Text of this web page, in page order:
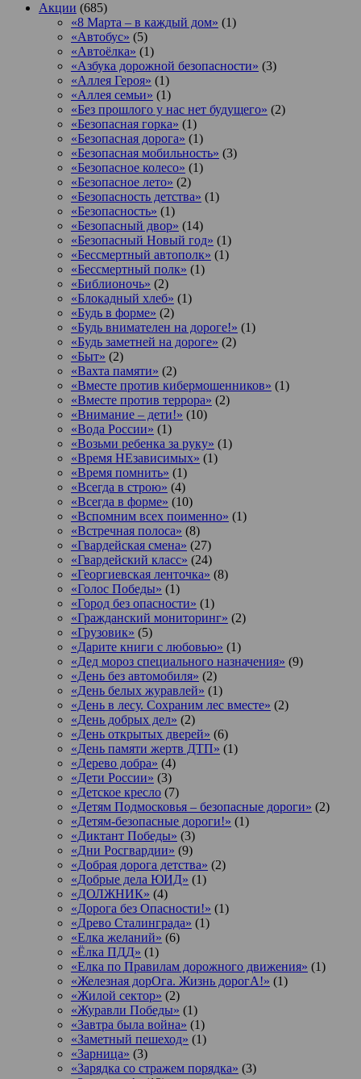
Акции (685)
«8 Марта – в каждый дом» (1)
«Автобус» (5)
«Автоёлка» (1)
«Азбука дорожной безопасности» (3)
«Аллея Героя» (1)
«Аллея семьи» (1)
«Без прошлого у нас нет будущего» (2)
«Безопасная горка» (1)
«Безопасная дорога» (1)
«Безопасная мобильность» (3)
«Безопасное колесо» (1)
«Безопасное лето» (2)
«Безопасность детства» (1)
«Безопасность» (1)
«Безопасный двор» (14)
«Безопасный Новый год» (1)
«Бессмертный автополк» (1)
«Бессмертный полк» (1)
«Библионочь» (2)
«Блокадный хлеб» (1)
«Будь в форме» (2)
«Будь внимателен на дороге!» (1)
«Будь заметней на дороге» (2)
«Быт» (2)
«Вахта памяти» (2)
«Вместе против кибермошенников» (1)
«Вместе против террора» (2)
«Внимание – дети!» (10)
«Вода России» (1)
«Возьми ребенка за руку» (1)
«Время НЕзависимых» (1)
«Время помнить» (1)
«Всегда в строю» (4)
«Всегда в форме» (10)
«Вспомним всех поименно» (1)
«Встречная полоса» (8)
«Гвардейская смена» (27)
«Гвардейский класс» (24)
«Георгиевская ленточка» (8)
«Голос Победы» (1)
«Город без опасности» (1)
«Гражданский мониторинг» (2)
«Грузовик» (5)
«Дарите книги с любовью» (1)
«Дед мороз специального назначения» (9)
«День без автомобиля» (2)
«День белых журавлей» (1)
«День в лесу. Сохраним лес вместе» (2)
«День добрых дел» (2)
«День открытых дверей» (6)
«День памяти жертв ДТП» (1)
«Дерево добра» (4)
«Дети России» (3)
«Детское кресло (7)
«Детям Подмосковья – безопасные дороги» (2)
«Детям-безопасные дороги!» (1)
«Диктант Победы» (3)
«Дни Росгвардии» (9)
«Добрая дорога детства» (2)
«Добрые дела ЮИД» (1)
«ДОЛЖНИК» (4)
«Дорога без Опасности!» (1)
«Древо Сталинграда» (1)
«Елка желаний» (6)
«Ёлка ПДД» (1)
«Елка по Правилам дорожного движения» (1)
«Железная дорОга. Жизнь дорогА!» (1)
«Жилой сектор» (2)
«Журавли Победы» (1)
«Завтра была война» (1)
«Заметный пешеход» (1)
«Зарница» (3)
«Зарядка со стражем порядка» (3)